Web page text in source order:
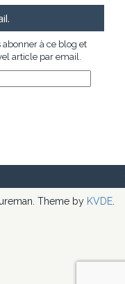
abonner à ce blog et
article par email.
Theme by KVDE.